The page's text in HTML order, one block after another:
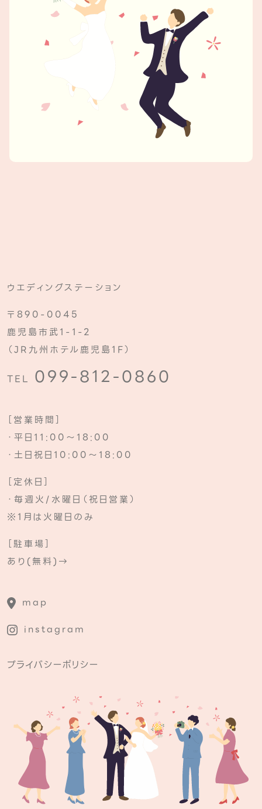
ウエディングステーション
〒890-0045
鹿児島市武1-1-2
（JR九州ホテル鹿児島1F）
TEL 099-812-0860
［営業時間］
・平日11:00～18:00
・土日祝日10:00～18:00
［定休日］
・毎週火/水曜日（祝日営業）
※1月は火曜日のみ
［駐車場］
あり(無料)→
map
instagram
プライバシーポリシー